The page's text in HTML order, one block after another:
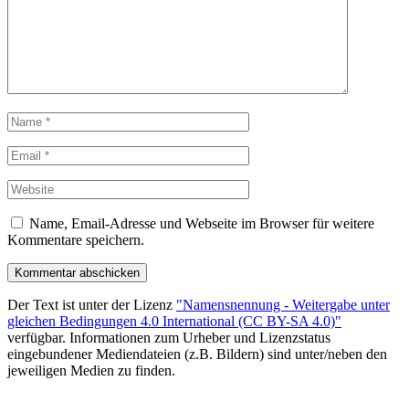
Name, Email-Adresse und Webseite im Browser für weitere
Kommentare speichern.
Der Text ist unter der Lizenz "Namensnennung - Weitergabe unter
gleichen Bedingungen 4.0 International (CC BY-SA 4.0)"
verfügbar. Informationen zum Urheber und Lizenzstatus
eingebundener Mediendateien (z.B. Bildern) sind unter/neben den
jeweiligen Medien zu finden.